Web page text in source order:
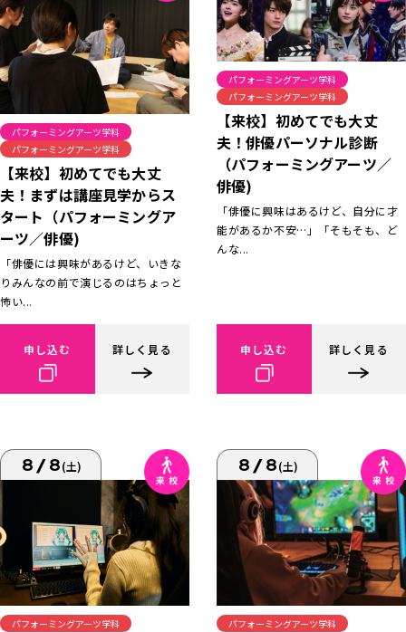
パフォーミングアーツ学科
パフォーミングアーツ学科
【来校】初めてでも大丈
夫！まずは講座見学からス
タート（パフォーミングア
ーツ／俳優)
「俳優には興味があるけど、いきな
りみんなの前で演じるのはちょっと
怖い...
申し込む 詳しく見る
パフォーミングアーツ学科
パフォーミングアーツ学科
【来校】初めてでも大丈
夫！俳優パーソナル診断
（パフォーミングアーツ／
俳優)
「俳優に興味はあるけど、自分に才
能があるか不安…」「そもそも、ど
んな...
申し込む 詳しく見る
8/8(土)
パフォーミングアーツ学科
8/8(土)
パフォーミングアーツ学科